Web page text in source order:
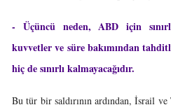
- Üçüncü neden, ABD için
kuvvetler ve süre bakımından
hiç de sınırlı kalmayacağıdır.
Bu tür bir saldırının ardından, İsrail